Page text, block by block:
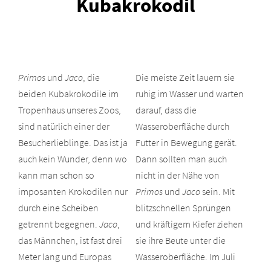
Kubakrokodil
Primos und Jaco , die
beiden Kubakrokodile im
Tropenhaus unseres Zoos,
sind natürlich einer der
Besucherlieblinge. Das ist ja
auch kein Wunder, denn wo
kann man schon so
imposanten Krokodilen nur
durch eine Scheiben
getrennt begegnen. Jaco
das Männchen, ist fast drei
Meter lang und Europas
Die meiste Zeit lauern sie
ruhig im Wasser und warten
darauf, dass die
Wasseroberfläche durch
Futter in Bewegung gerät.
Dann sollten man auch
nicht in der Nähe von
Primos und Jacosein. Mit
blitzschnellen Sprüngen
und kräftigem Kiefer ziehen
sie ihre Beute unter die
Wasseroberfläche. Im Juli